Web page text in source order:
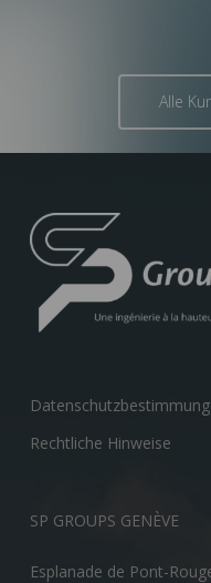
Alle
Rechtliche Hinweise
SP GROUPS GENÈVE
Esplanade de Pont-